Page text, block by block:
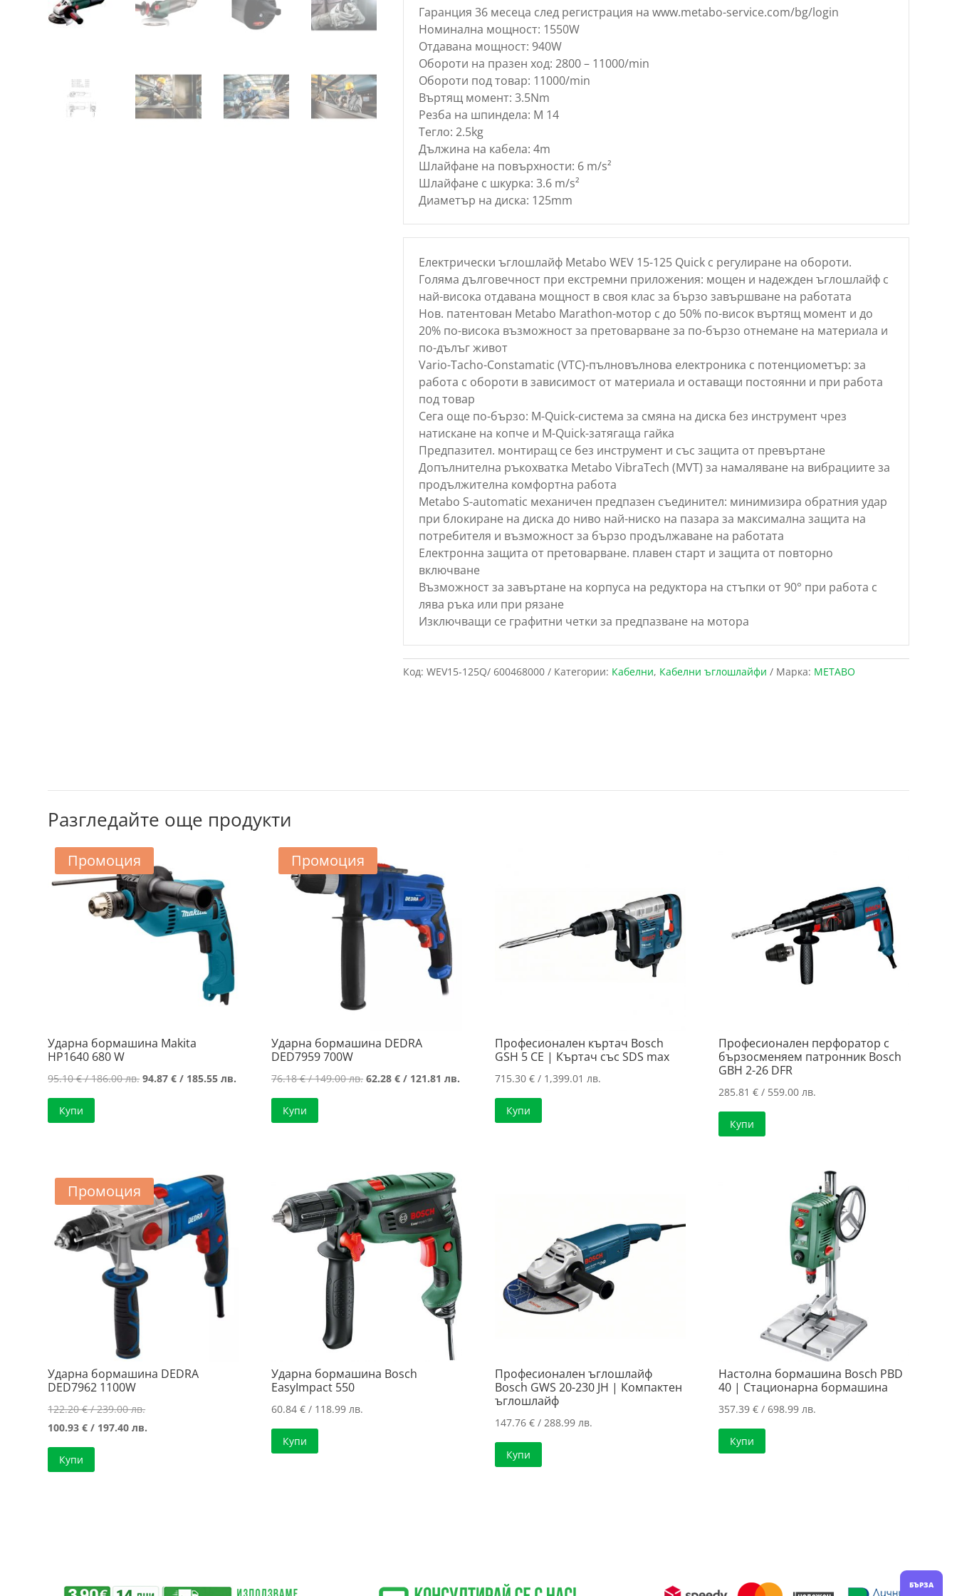
Гаранция 36 месеца след регистрация на www.metabo-service.com/bg/login
Номинална мощност: 1550W
Отдавана мощност: 940W
Обороти на празен ход: 2800 – 11000/min
Обороти под товар: 11000/min
Въртящ момент: 3.5Nm
Резба на шпиндела: M 14
Тегло: 2.5kg
Дължина на кабела: 4m
Шлайфане на повърхности: 6 m/s²
Шлайфане с шкурка: 3.6 m/s²
Диаметър на диска: 125mm
Електрически ъглошлайф Metabo WEV 15-125 Quick с регулиране на обороти.
Голяма дълговечност при екстремни приложения: мощен и надежден ъглошлайф с
най-висока отдавана мощност в своя клас за бързо завършване на работата
Нов. патентован Metabo Marathon-мотор с до 50% по-висок въртящ момент и до
20% по-висока възможност за претоварване за по-бързо отнемане на материала и
по-дълъг живот
Vario-Tacho-Constamatic (VTC)-пълновълнова електроника с потенциометър: за
работа с обороти в зависимост от материала и оставащи постоянни и при работа
под товар
Сега още по-бързо: M-Quick-система за смяна на диска без инструмент чрез
натискане на копче и M-Quick-затягаща гайка
Предпазител. монтиращ се без инструмент и със защита от превъртане
Допълнителна ръкохватка Metabo VibraTech (MVT) за намаляване на вибрациите за
продължителна комфортна работа
Metabo S-automatic механичен предпазен съединител: минимизира обратния удар
при блокиране на диска до ниво най-ниско на пазара за максимална защита на
потребителя и възможност за бързо продължаване на работата
Електронна защита от претоварване. плавен старт и защита от повторно
включване
Възможност за завъртане на корпуса на редуктора на стъпки от 90° при работа с
лява ръка или при рязане
Изключващи се графитни четки за предпазване на мотора
Код: WEV15-125Q/ 600468000 Категории: Кабелни, Кабелни ъглошлайфи Марка: METABO
Разгледайте още продукти
Промоция
Ударна бормашина Makita
HP1640 680 W
95.10€/ 186.00 лв. Original
94.87€ / 185.55 лв. Текущата
Купи
Промоция
Ударна бормашина DEDRA
DED7959 700W
76.18€/ 149.00 лв. Original
62.28€ / 121.81 лв. Текущата
Купи
Професионален къртач Bosch
GSH 5 CE | Къртач със SDS max
715.30 €/ 1,399.01 лв.
Купи
Професионален перфоратор с
бързосменяем патронник Bosch
GBH 2-26 DFR
285.81 €/ 559.00 лв.
Купи
Промоция
Ударна бормашина DEDRA
DED7962 1100W
122.20€/ 239.00 лв.Original
price
100.93€ / 197.40 лв.
Купи
Ударна бормашина Bosch
EasyImpact 550
60.84€ / 118.99 лв.
Купи
Професионален ъглошлайф
Bosch GWS 20-230 JH | Компактен
ъглошлайф
147.76 €/ 288.99 лв.
Купи
Настолна бормашина Bosch PBD
40 | Стационарна бормашина
357.39 €/ 698.99 лв.
Купи
БЪРЗА